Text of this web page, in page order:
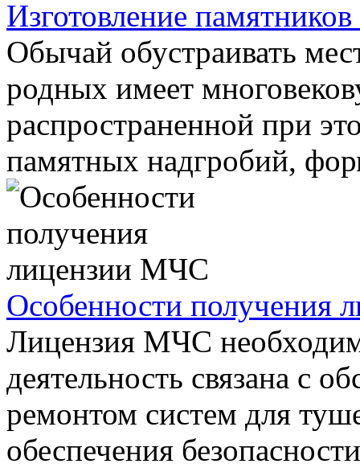
Изготовление
Обычай обустраивать
родных имеет
распространенной при
памятных надгробий,
Особенности получения
Лицензия МЧС
деятельность связана с
ремонтом систем для
обеспечения